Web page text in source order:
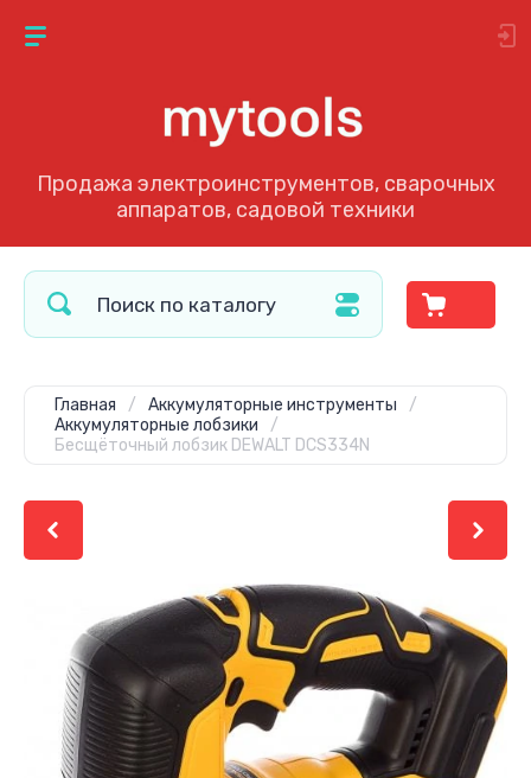
Продажа электроинструментов, сварочных
аппаратов, садовой техники
Главная / Аккумуляторные инструменты
/
Аккумуляторные лобзики
/
Бесщёточный лобзик DEWALT DCS334N